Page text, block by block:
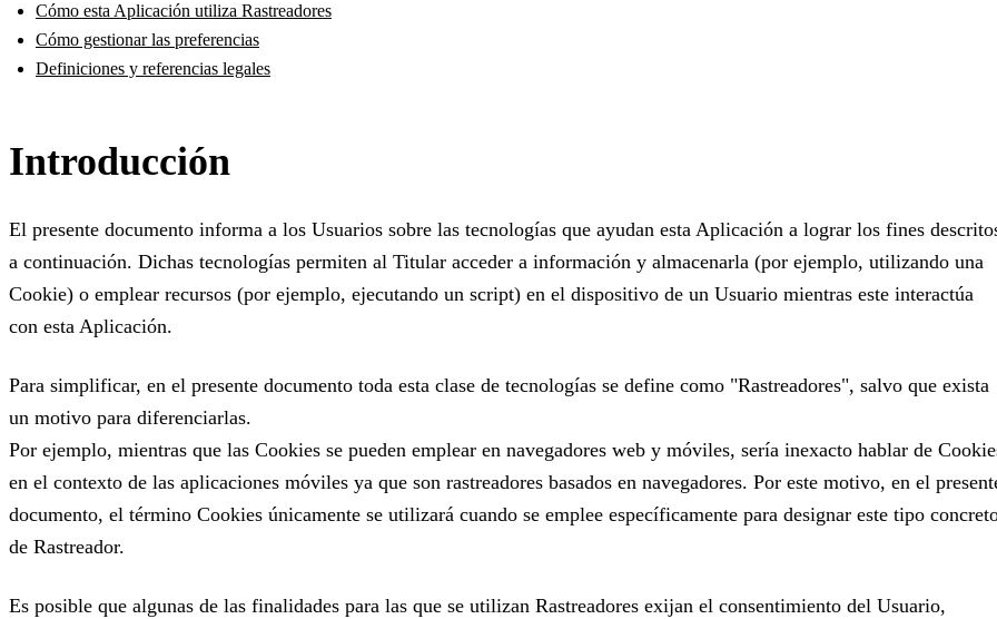
Cómo esta Aplicación utiliza Rastreadores
Cómo gestionar las preferencias
Definiciones y referencias legales
Introducción
El presente documento informa a los Usuarios sobre las tecnologías que ayudan esta Aplicación a lograr los fines
a continuación. Dichas tecnologías permiten al Titular acceder a información y almacenarla (por ejemplo, utilizando una
Cookie) o emplear recursos (por ejemplo, ejecutando un script) en el dispositivo de un Usuario mientras este interactúa
con esta Aplicación.
Para simplificar, en el presente documento toda esta clase de tecnologías se define como "Rastreadores", salvo que exista
un motivo para diferenciarlas.
Por ejemplo, mientras que las Cookies se pueden emplear en navegadores web y móviles, sería inexacto hablar de
en el contexto de las aplicaciones móviles ya que son rastreadores basados en navegadores. Por este motivo, en el
documento, el término Cookies únicamente se utilizará cuando se emplee específicamente para designar este tipo
de Rastreador.
Es posible que algunas de las finalidades para las que se utilizan Rastreadores exijan el consentimiento del Usuario,